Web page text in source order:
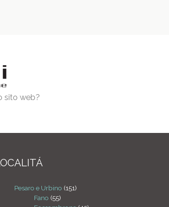
sito web?
Pesaro e Urbino (151)
Fano (55)